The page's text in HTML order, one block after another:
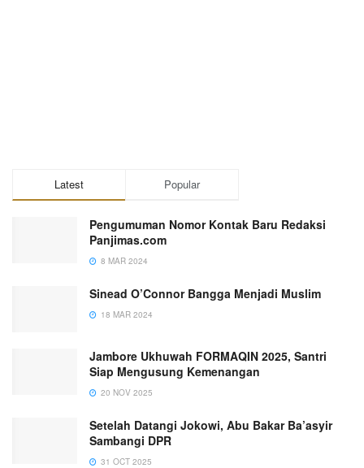
Latest Popular
Pengumuman Nomor Kontak Baru Redaksi
Panjimas.com
8 MAR 2024
Sinead O’Connor Bangga Menjadi Muslim
18 MAR 2024
Jambore Ukhuwah FORMAQIN 2025, Santri
Siap Mengusung Kemenangan
20 NOV 2025
Setelah Datangi Jokowi, Abu Bakar Ba’asyir
Sambangi DPR
31 OCT 2025